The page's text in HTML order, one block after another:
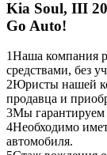
Kia Soul, III
Go Auto!
1Наша компания
средствами, без
2Юристы нашей
продавца и
3Мы гарантируем
4Необходимо
автомобиля.